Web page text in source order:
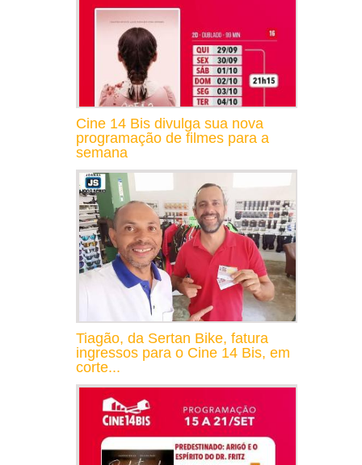
Cine 14 Bis divulga sua nova
programação de filmes para a
semana
Tiagão, da Sertan Bike, fatura
ingressos para o Cine 14 Bis, em
corte...